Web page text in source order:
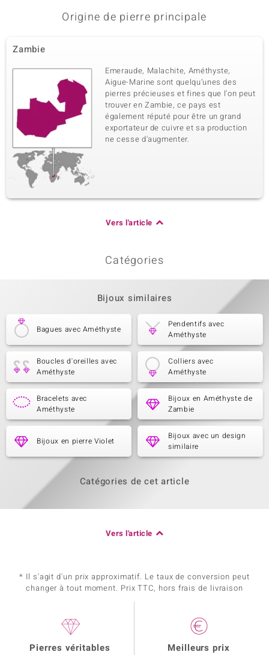
Origine de pierre principale
Zambie
Emeraude, Malachite, Améthyste,
Aigue-Marine sont quelqu’unes des
pierres précieuses et fines que l'on peut
trouver en Zambie, ce pays est
également réputé pour être un grand
exportateur de cuivre et sa production
ne cesse d'augmenter.
Vers l'article
Catégories
Bijoux similaires
Bagues avec Améthyste
Pendentifs avec
Améthyste
Boucles d'oreilles avec
Améthyste
Colliers avec
Améthyste
Bracelets avec
Améthyste
Bijoux en Améthyste de
Zambie
Bijoux en pierre Violet
Bijoux avec un design
similaire
Catégories de cet article
Vers l'article
* Il s'agit d'un prix approximatif. Le taux de conversion peut
changer à tout moment. Prix TTC, hors frais de livraison
Pierres véritables Meilleurs prix